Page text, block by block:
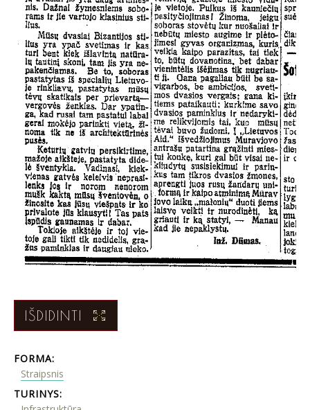
IŠDIDINTI
FORMA:
Straipsnis
TURINYS: